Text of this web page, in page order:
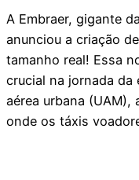
A Embraer, gigante
anunciou a criação
tamanho real! Essa
crucial na jornada da
aérea urbana (UAM),
onde os táxis